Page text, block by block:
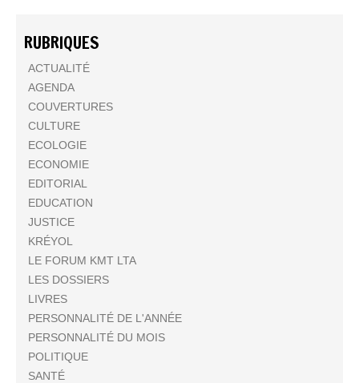
RUBRIQUES
ACTUALITÉ
AGENDA
COUVERTURES
CULTURE
ECOLOGIE
ECONOMIE
EDITORIAL
EDUCATION
JUSTICE
KRÉYOL
LE FORUM KMT LTA
LES DOSSIERS
LIVRES
PERSONNALITÉ DE L'ANNÉE
PERSONNALITÉ DU MOIS
POLITIQUE
SANTÉ